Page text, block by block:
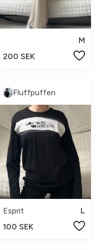
M
200 SEK
Fluffpuffen
Esprit
L
100 SEK